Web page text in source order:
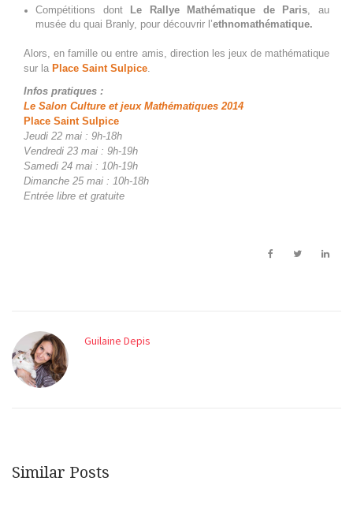
Compétitions dont Le Rallye Mathématique de Paris, au
musée du quai Branly, pour découvrir l’ethnomathématique.
Alors, en famille ou entre amis, direction les jeux de mathématique
sur la Place Saint Sulpice.
Infos pratiques :
Le Salon Culture et jeux Mathématiques 2014
Place Saint Sulpice
Jeudi 22 mai : 9h-18h
Vendredi 23 mai : 9h-19h
Samedi 24 mai : 10h-19h
Dimanche 25 mai : 10h-18h
Entrée libre et gratuite
Guilaine Depis
Similar Posts